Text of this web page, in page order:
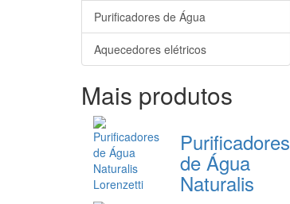
Purificadores de Água
Aquecedores elétricos
Mais produtos
Purificadores
de Água
Naturalis